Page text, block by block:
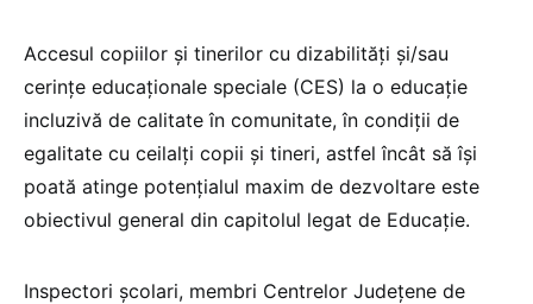
Accesul copiilor și tinerilor cu dizabilități și/sau
cerințe educaționale speciale (CES) la o educație
incluzivă de calitate în comunitate, în condiții de
egalitate cu ceilalți copii și tineri, astfel încât să își
poată atinge potențialul maxim de dezvoltare este
obiectivul general din capitolul legat de Educație.
Inspectori școlari, membri Centrelor Județene de